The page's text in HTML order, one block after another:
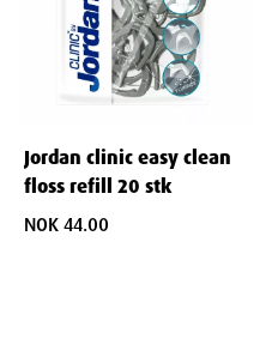
Jordan clinic easy clean
floss refill 20 stk
NOK 44.00